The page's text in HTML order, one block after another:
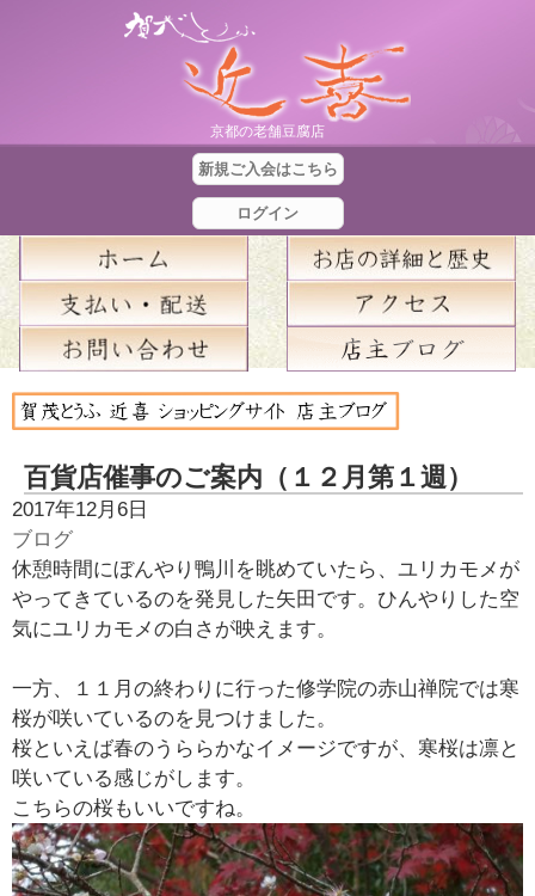
京都の老舗豆腐店
新規ご入会はこちら
ログイン
百貨店催事のご案内（１２月第１週）
2017年12月6日
ブログ
休憩時間にぼんやり鴨川を眺めていたら、ユリカモメが
やってきているのを発見した矢田です。ひんやりした空
気にユリカモメの白さが映えます。
一方、１１月の終わりに行った修学院の赤山禅院では寒
桜が咲いているのを見つけました。
桜といえば春のうららかなイメージですが、寒桜は凛と
咲いている感じがします。
こちらの桜もいいですね。
合
計
金
額
：
￥
0
在
商
品
数
：
0